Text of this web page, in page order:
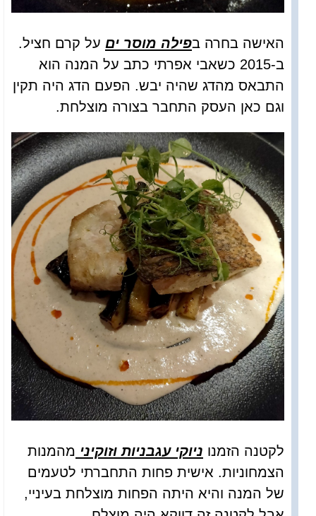
האישה בחרה בפילה מוסר ים על קרם חציל.
ב-2015 כשאבי אפרתי כתב על המנה הוא
התבאס מהדג שהיה יבש. הפעם הדג היה תקין
וגם כאן העסק התחבר בצורה מוצלחת.
לקטנה הזמנו ניוקי עגבניות וזוקיני מהמנות
הצמחוניות. אישית פחות התחברתי לטעמים
של המנה והיא היתה הפחות מוצלחת בעיניי,